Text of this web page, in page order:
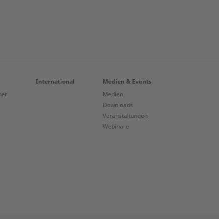
International
Medien & Events
Medien
Downloads
Veranstaltungen
Webinare